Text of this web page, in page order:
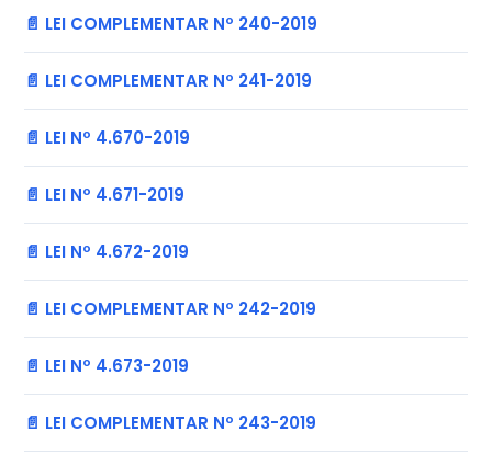
📄 LEI COMPLEMENTAR Nº 240-2019
📄 LEI COMPLEMENTAR Nº 241-2019
📄 LEI Nº 4.670-2019
📄 LEI Nº 4.671-2019
📄 LEI Nº 4.672-2019
📄 LEI COMPLEMENTAR Nº 242-2019
📄 LEI Nº 4.673-2019
📄 LEI COMPLEMENTAR Nº 243-2019